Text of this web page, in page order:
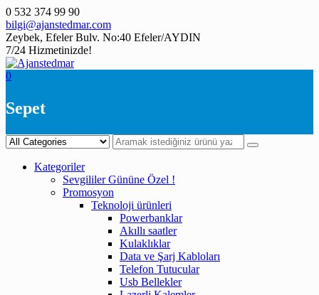
Skip
to
content
0 532 374 99 90
bilgi@ajanstedmar.com
Zeybek, Efeler Bulv. No:40 Efeler/AYDIN
7/24 Hizmetinizde!
0
Sepet
Kategoriler
Sevgililer Gününe Özel !
Promosyon
Teknoloji ürünleri
Powerbanklar
Akıllı saatler
Kulaklıklar
Data ve Şarj Kabloları
Telefon Tutucular
Usb Bellekler